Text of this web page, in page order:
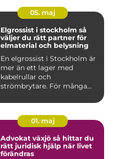
05. maj
Elgrossist i stockholm så
väljer du rätt partner för
elmaterial och belysning
En elgrossist i Stockholm är
mer än ett lager med
kabelrullar och
strömbrytare. För många
01. maj
Advokat växjö så hittar du
rätt juridisk hjälp när livet
förändras